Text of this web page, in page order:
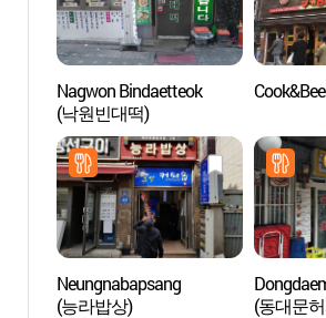
Nagwon Bindaetteok
(낙원빈대떡)
Neungnabapsang
(능라밥상)
(동대문